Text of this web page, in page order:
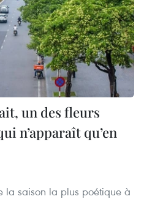
un des fleurs
n’apparaît qu’en
la saison la plus poétique à